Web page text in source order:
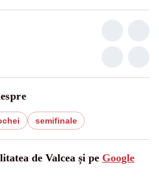
semifinale
de Valcea și pe Google